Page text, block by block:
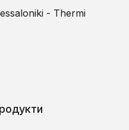
- Thermi